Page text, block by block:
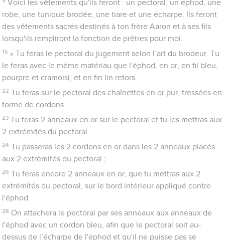
Voici les vêtements qu'ils feront : un pectoral, un éphod, une
robe, une tunique brodée, une tiare et une écharpe. Ils feront
des vêtements sacrés destinés à ton frère Aaron et à ses fils
lorsqu'ils rempliront la fonction de prêtres pour moi.
15 » Tu feras le pectoral du jugement selon l’art du brodeur. Tu
le feras avec le même matériau que l'éphod, en or, en fil bleu,
pourpre et cramoisi, et en fin lin retors.
22 Tu feras sur le pectoral des chaînettes en or pur, tressées en
forme de cordons.
23 Tu feras 2 anneaux en or sur le pectoral et tu les mettras aux
2 extrémités du pectoral.
24 Tu passeras les 2 cordons en or dans les 2 anneaux placés
aux 2 extrémités du pectoral ;
26 Tu feras encore 2 anneaux en or, que tu mettras aux 2
extrémités du pectoral, sur le bord intérieur appliqué contre
l'éphod.
28 On attachera le pectoral par ses anneaux aux anneaux de
l'éphod avec un cordon bleu, afin que le pectoral soit au-
dessus de l’écharpe de l'éphod et qu'il ne puisse pas se